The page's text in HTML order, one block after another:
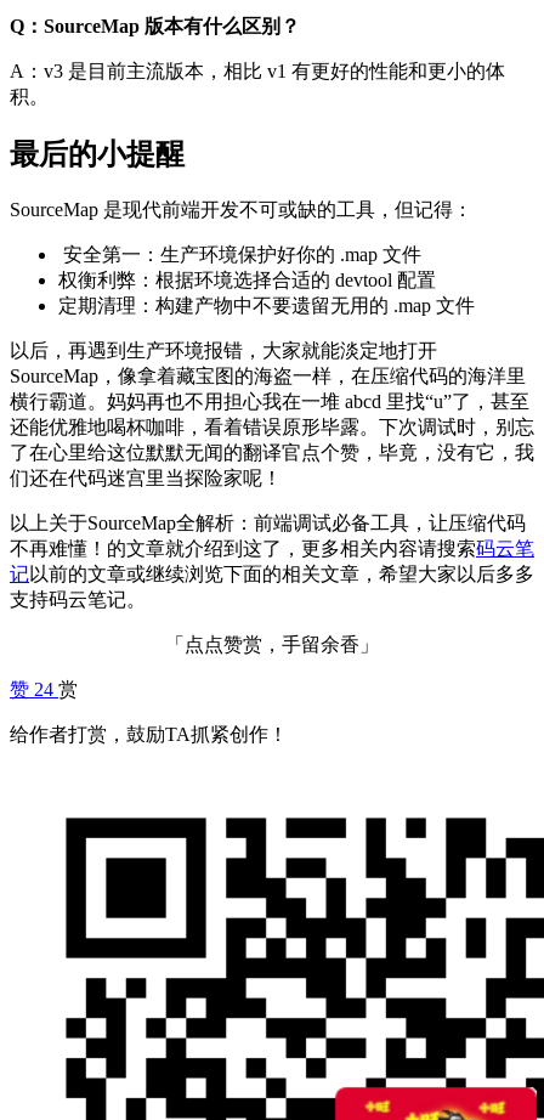
Q：SourceMap 版本有什么区别？
A：v3 是目前主流版本，相比 v1 有更好的性能和更小的体
积。
最后的小提醒
SourceMap 是现代前端开发不可或缺的工具，但记得：
安全第一：生产环境保护好你的 .map 文件
权衡利弊：根据环境选择合适的 devtool 配置
定期清理：构建产物中不要遗留无用的 .map 文件
以后，再遇到生产环境报错，大家就能淡定地打开
SourceMap，像拿着藏宝图的海盗一样，在压缩代码的海洋里
横行霸道。妈妈再也不用担心我在一堆 abcd 里找“u”了，甚至
还能优雅地喝杯咖啡，看着错误原形毕露。下次调试时，别忘
了在心里给这位默默无闻的翻译官点个赞，毕竟，没有它，我
们还在代码迷宫里当探险家呢！
以上关于SourceMap全解析：前端调试必备工具，让压缩代码
不再难懂！的文章就介绍到这了，更多相关内容请搜索码云笔
记以前的文章或继续浏览下面的相关文章，希望大家以后多多
支持码云笔记。
「点点赞赏，手留余香」
赞 24 赏
给作者打赏，鼓励TA抓紧创作！